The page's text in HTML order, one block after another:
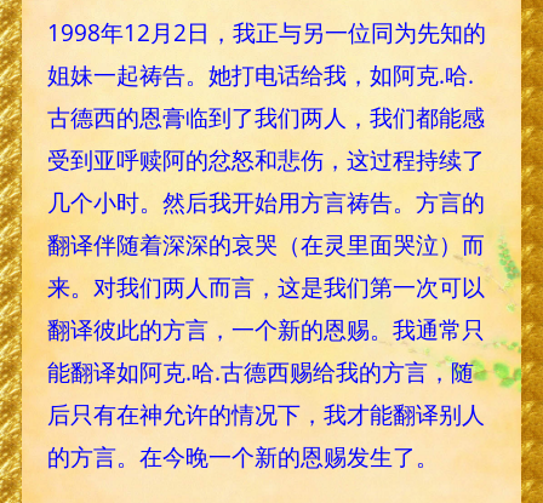
1998年12月2日，我正与另一位同为先知的
姐妹一起祷告。她打电话给我，如阿克.哈.
古德西的恩膏临到了我们两人，我们都能感
受到亚呼赎阿的忿怒和悲伤，这过程持续了
几个小时。然后我开始用方言祷告。方言的
翻译伴随着深深的哀哭（在灵里面哭泣）而
来。对我们两人而言，这是我们第一次可以
翻译彼此的方言，一个新的恩赐。我通常只
能翻译如阿克.哈.古德西赐给我的方言，随
后只有在神允许的情况下，我才能翻译别人
的方言。在今晚一个新的恩赐发生了。